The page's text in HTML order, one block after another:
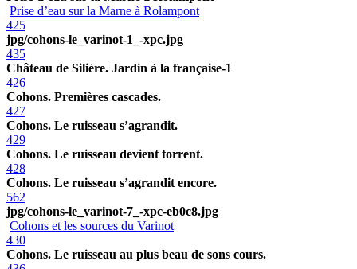
Prise d’eau sur la Marne à Rolampont
425
jpg/cohons-le_varinot-1_-xpc.jpg
435
Château de Silière. Jardin à la française-1
426
Cohons. Premières cascades.
427
Cohons. Le ruisseau s’agrandit.
429
Cohons. Le ruisseau devient torrent.
428
Cohons. Le ruisseau s’agrandit encore.
562
jpg/cohons-le_varinot-7_-xpc-eb0c8.jpg
Cohons et les sources du Varinot
430
Cohons. Le ruisseau au plus beau de sons cours.